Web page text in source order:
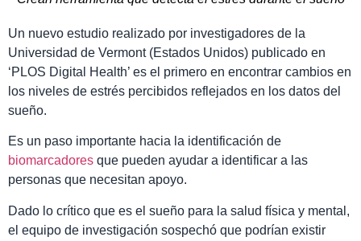
Un nuevo estudio realizado por investigadores de la
Universidad de Vermont (Estados Unidos) publicado en
‘PLOS Digital Health’ es el primero en encontrar cambios en
los niveles de estrés percibidos reflejados en los datos del
sueño.
Es un paso importante hacia la identificación de
biomarcadores que pueden ayudar a identificar a las
personas que necesitan apoyo.
Dado lo crítico que es el sueño para la salud física y mental,
el equipo de investigación sospechó que podrían existir